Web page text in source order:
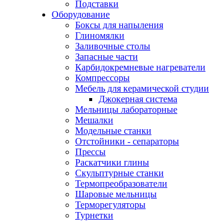
Подставки
Оборудование
Боксы для напыления
Глиномялки
Заливочные столы
Запасные части
Карбидокремневые нагреватели
Компрессоры
Мебель для керамической студии
Джокерная система
Мельницы лабораторные
Мешалки
Модельные станки
Отстойники - сепараторы
Прессы
Раскатчики глины
Скульптурные станки
Термопреобразователи
Шаровые мельницы
Терморегуляторы
Турнетки